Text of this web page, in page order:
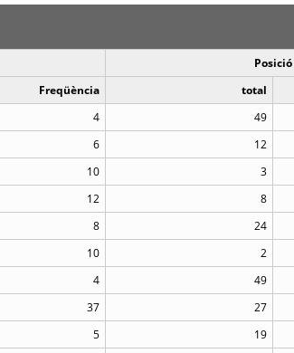
Posició
Freqüència
total
4 49
6 12
10 3
12 8
8 24
10 2
4 49
37 27
5 19